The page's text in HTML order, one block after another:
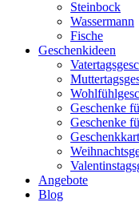
Steinbock
Wassermann
Fische
Geschenkideen
Geschenke
Geschenke
Angebote
Blog